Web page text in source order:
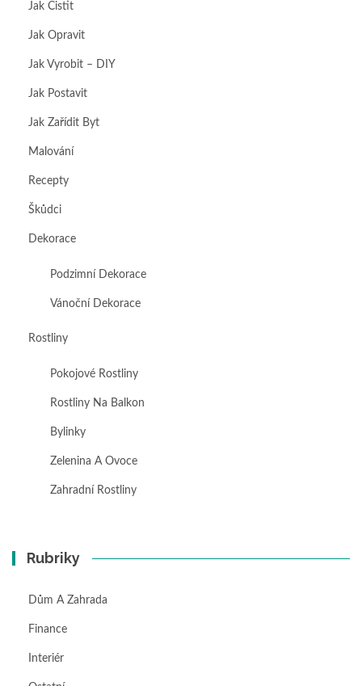
Jak Čistit
Jak Opravit
Jak Vyrobit – DIY
Jak Postavit
Jak Zařídit Byt
Malování
Recepty
Škůdci
Dekorace
Podzimní Dekorace
Vánoční Dekorace
Rostliny
Pokojové Rostliny
Rostliny Na Balkon
Bylinky
Zelenina A Ovoce
Zahradní Rostliny
Rubriky
Dům A Zahrada
Finance
Interiér